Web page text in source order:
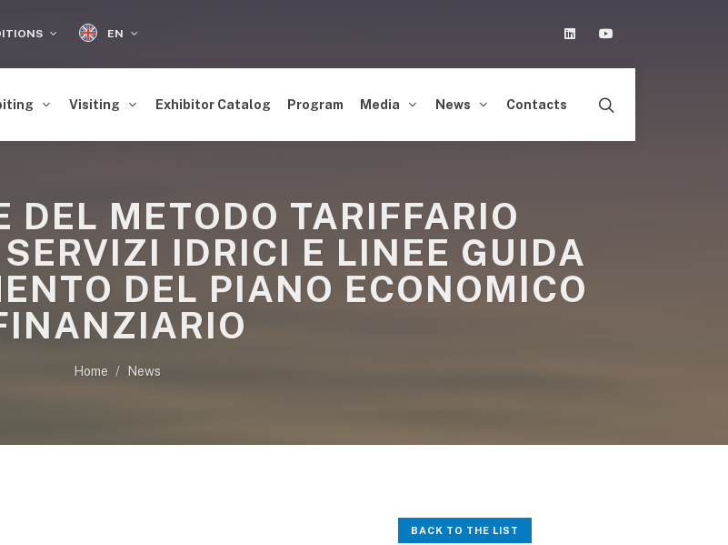
EN Linkedin
Visiting Exhibitor Catalog Program Media News Contacts
DEL METODO TARIFFARIO
IDRICI E LINEE GUIDA
DEL PIANO ECONOMICO
Home News
BACK TO THE LIST